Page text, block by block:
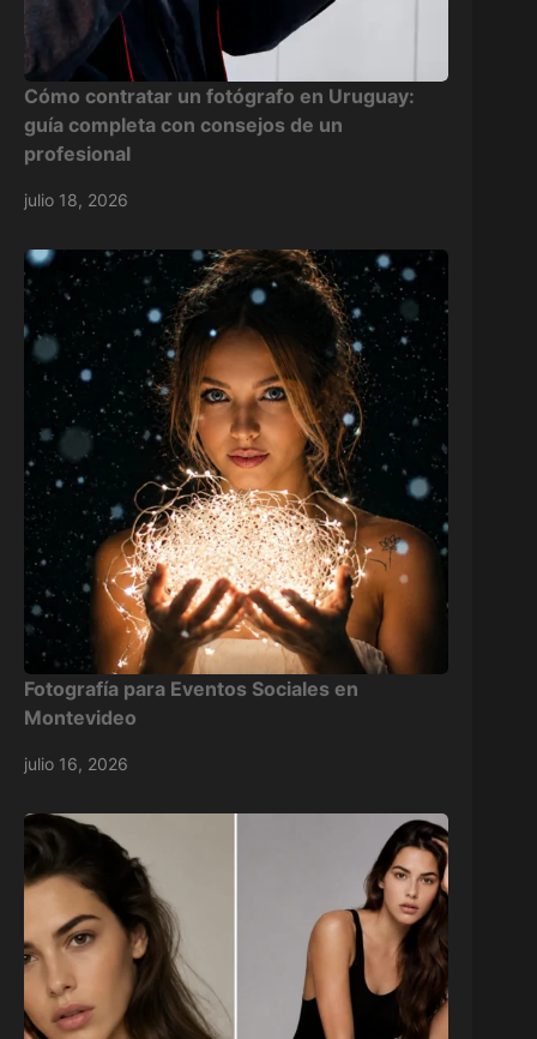
Cómo contratar un fotógrafo en Uruguay:
guía completa con consejos de un
profesional
julio 18, 2026
Fotografía para Eventos Sociales en
Montevideo
julio 16, 2026